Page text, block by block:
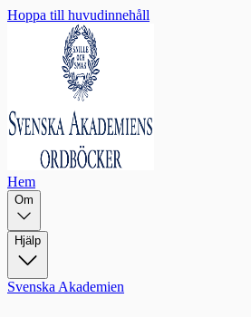
Hoppa till huvudinnehåll
Hem
Om
Hjälp
Svenska Akademien